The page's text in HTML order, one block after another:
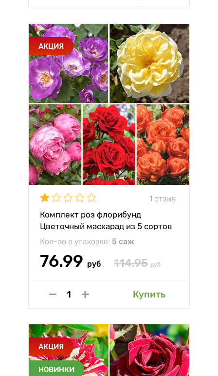
АКЦИЯ
1 отзыв
Комплект роз флорибунд
Цветочный маскарад из 5 сортов
Кол-во в упаковке: 5 саж
76.99 руб 114.95 руб
Купить
АКЦИЯ
НОВИНКИ